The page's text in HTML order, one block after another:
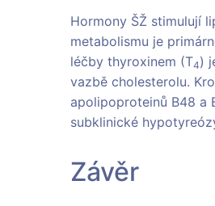
Hormony ŠŽ stimulují
metabolismu je
léčby thyroxinem (T4)
vazbě cholesterolu.
apolipoproteinů B48 a
subklinické
Závěr